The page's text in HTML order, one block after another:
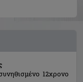
12χρονο